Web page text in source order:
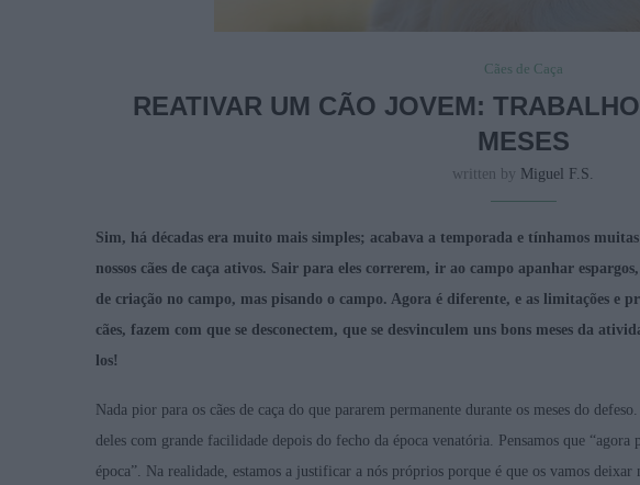
Cães de Caça
REATIVAR UM CÃO JOVEM:
MESES
written by Miguel F.S.
Sim, há décadas era muito mais simples; acabava a temporada e tínhamos
nossos cães de caça ativos. Sair para eles correrem, ir ao campo apanhar
de criação no campo, mas pisando o campo. Agora é diferente, e as limitações e
cães, fazem com que se desconectem, que se desvinculem uns bons meses da
los!
Nada pior para os cães de caça do que pararem permanente durante os meses do
deles com grande facilidade depois do fecho da época venatória. Pensamos que “agora
época”. Na realidade, estamos a justificar a nós próprios porque é que os vamos